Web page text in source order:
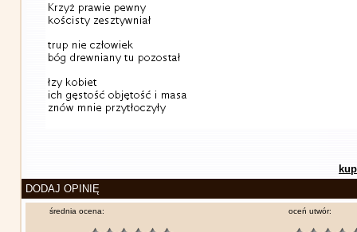
DODAJ OPINIĘ
średnia ocena: oceń utwór: